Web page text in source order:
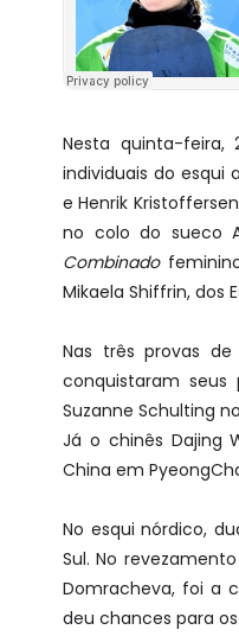
Nesta quinta-feira,
individuais do esqui
e Henrik
no colo do sueco
Combinado
Mikaela Shiffrin, dos
Nas três provas
conquistaram
Suzanne Schulting
Já o chinês Dajing
China em
No esqui nórdico,
Sul. No
Domracheva, foi a
deu chances para